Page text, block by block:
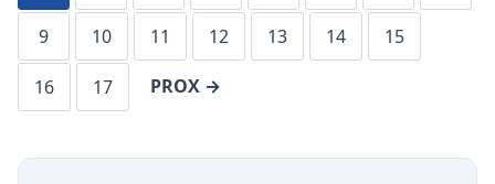
9 10 11 12 13 14 15
16 17 PROX →